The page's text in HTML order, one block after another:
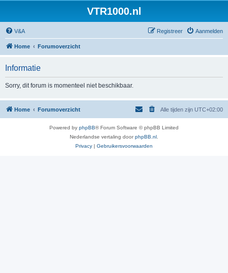
VTR1000.nl
V&A Aanmelden
Registreer
Home Forumoverzicht
Informatie
Sorry, dit forum is momenteel niet beschikbaar.
Home Forumoverzicht Alle tijden zijn UTC+02:00
Powered by phpBB® Forum Software © phpBB Limited
Nederlandse vertaling doorphpBB.nl
Privacy | Gebruikersvoorwaarden